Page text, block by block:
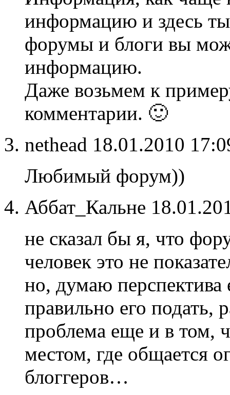
информацию и здесь
форумы и блоги вы
информацию.
Даже возьмем к
комментарии. 🙂
nethead 18.01.2010
Любимый форум))
Аббат_Кальне
не сказал бы я, что
человек это не
но, думаю перспектива
правильно его подать,
проблема еще и в том,
местом, где общается
блоггеров…